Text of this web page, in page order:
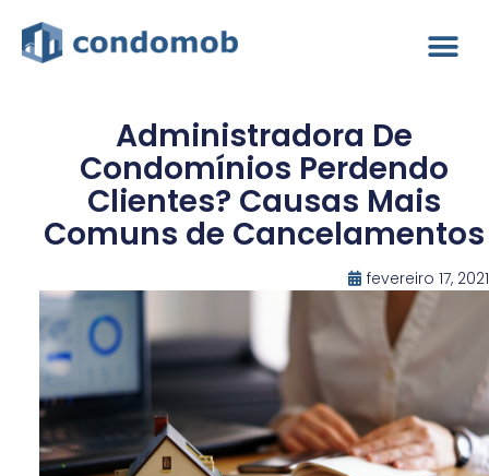
Administradora De
Condomínios Perdendo
Clientes? Causas Mais
Comuns de Cancelamentos
fevereiro 17, 2021